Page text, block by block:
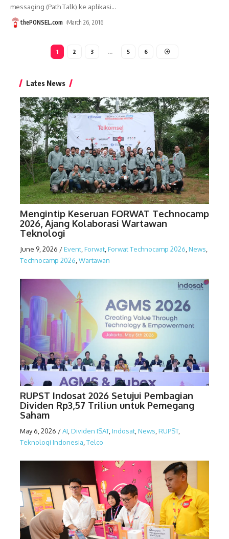
messaging (Path Talk) ke aplikasi…
thePONSEL.com March 26, 2016
1 2 3 … 5 6
Lates News
Mengintip Keseruan FORWAT Technocamp
2026, Ajang Kolaborasi Wartawan
Teknologi
June 9, 2026 /Event Forwat Forwat Technocamp 2026 News
Technocamp 2026 Wartawan
RUPST Indosat 2026 Setujui Pembagian
Dividen Rp3,57 Triliun untuk Pemegang
Saham
May 6, 2026 /AI Dividen ISAT, Indosat News RUPST,
Teknologi Indonesia Telco